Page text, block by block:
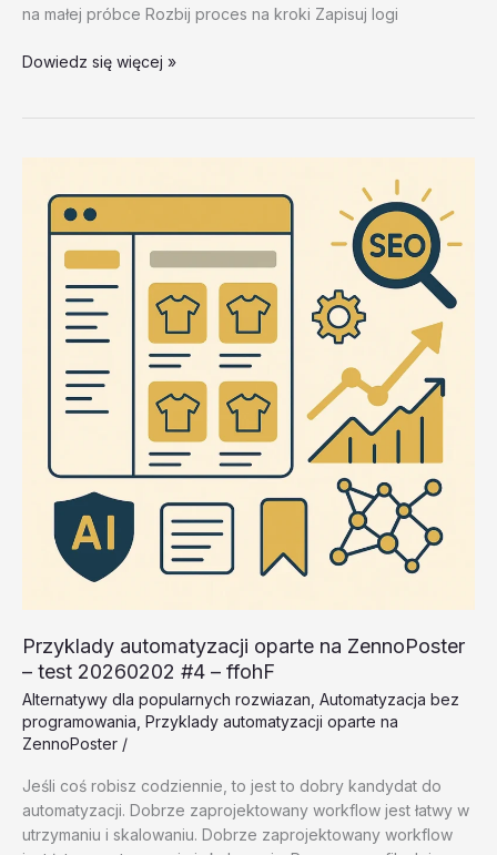
na małej próbce Rozbij proces na kroki Zapisuj logi
Selenium
test
svKWL
Dowiedz się więcej »
Przyklady automatyzacji oparte na ZennoPoster
– test 20260202 #4 – ffohF
Alternatywy dla popularnych rozwiazan Automatyzacja bez
programowania Przyklady automatyzacji oparte na
ZennoPoster /
Jeśli coś robisz codziennie, to jest to dobry kandydat do
automatyzacji. Dobrze zaprojektowany workflow jest łatwy w
utrzymaniu i skalowaniu. Dobrze zaprojektowany workflow